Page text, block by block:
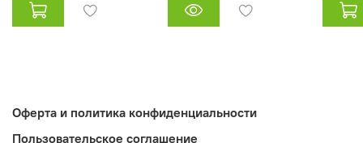
Оферта и политика конфиденциальности
Пользовательское соглашение